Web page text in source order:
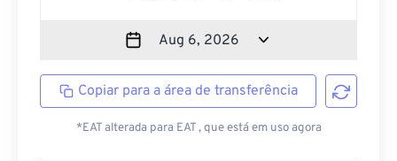
Copiar para a área de transferência
*EAT alterada para EAT , que está em uso agora